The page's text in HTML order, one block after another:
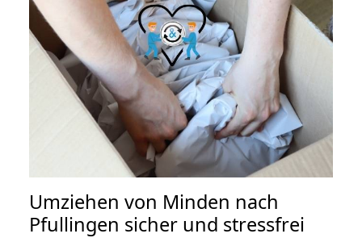
Umziehen von Minden nach
Pfullingen sicher und stressfrei